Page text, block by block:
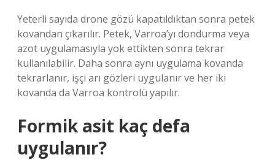
Yeterli sayıda drone gözü kapatıldıktan sonra petek
kovandan çıkarılır. Petek, Varroa’yı dondurma veya
azot uygulamasıyla yok ettikten sonra tekrar
kullanılabilir. Daha sonra aynı uygulama kovanda
tekrarlanır, işçi arı gözleri uygulanır ve her iki
kovanda da Varroa kontrolü yapılır.
Formik asit kaç defa
uygulanır?